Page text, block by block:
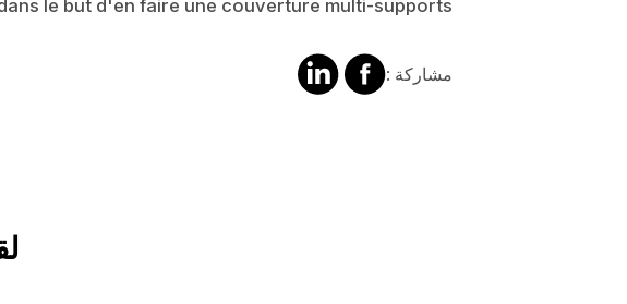
le but d'en faire une couverture multi-supports.
مشاركة :مشاركة
على
مشالرة
على